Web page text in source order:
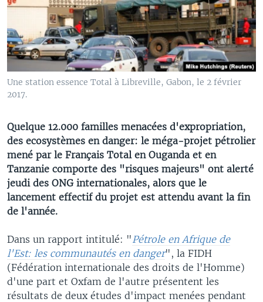
Une station essence Total à Libreville, Gabon, le 2 février
2017.
Quelque 12.000 familles menacées d'expropriation,
des ecosystèmes en danger: le méga-projet pétrolier
mené par le Français Total en Ouganda et en
Tanzanie comporte des "risques majeurs" ont alerté
jeudi des ONG internationales, alors que le
lancement effectif du projet est attendu avant la fin
de l'année.
Dans un rapport intitulé: " Pétrole en Afrique de
l'Est: les communautés en danger", la FIDH
(Fédération internationale des droits de l'Homme)
d'une part et Oxfam de l'autre présentent les
résultats de deux études d'impact menées pendant